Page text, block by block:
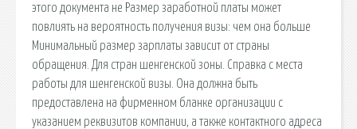
этого документа не Размер заработной платы может
повлиять на вероятность получения визы: чем она больше
Минимальный размер зарплаты зависит от страны
обращения. Для стран шенгенской зоны. Справка с места
работы для шенгенской визы. Она должна быть
предоставлена на фирменном бланке организации с
указанием реквизитов компании, а также контактного адреса